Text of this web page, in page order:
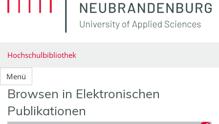
Hochschulbibliothek
Menü
Browsen in Elektronischen
Publikationen